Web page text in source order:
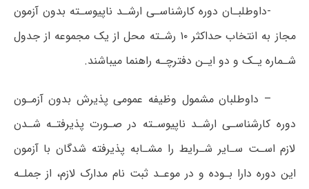
-داوطلبـان دوره کارشناسـی ارشـد ناپیوسـته بدون آزمون
مجاز به انتخاب حداکثر ۱۰ رشـته محل از یک مجموعه از جدول
شـماره یـک و دو ایـن دفترچـه راهنما میباشند.
– داوطلبان مشمول وظیفه عمومی پذیرش بدون آزمـون
دوره کارشناسـی ارشـد ناپیوسـته در صـورت پذیرفتـه شـدن
لازم اسـت سـایر شـرایط را مشـابه پذیرفته شدگان با آزمون
این دوره دارا بـوده و در موعـد ثبت نام مدارک لازم، از جملـه